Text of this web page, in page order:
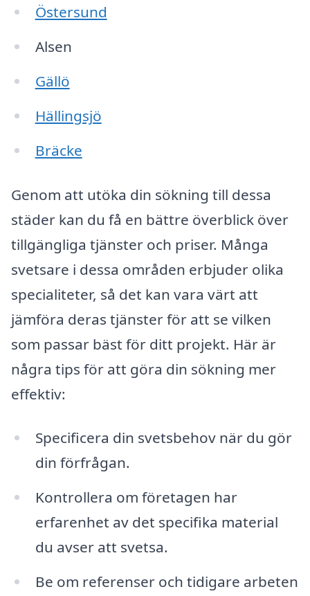
Östersund
Alsen
Gällö
Hällingsjö
Bräcke
Genom att utöka din sökning till dessa
städer kan du få en bättre överblick över
tillgängliga tjänster och priser. Många
svetsare i dessa områden erbjuder olika
specialiteter, så det kan vara värt att
jämföra deras tjänster för att se vilken
som passar bäst för ditt projekt. Här är
några tips för att göra din sökning mer
effektiv:
Specificera din svetsbehov när du gör
din förfrågan.
Kontrollera om företagen har
erfarenhet av det specifika material
du avser att svetsa.
Be om referenser och tidigare arbeten